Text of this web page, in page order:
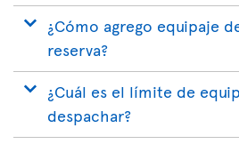
¿Cómo agrego equipaje
reserva?
¿Cuál es el límite de
despachar?